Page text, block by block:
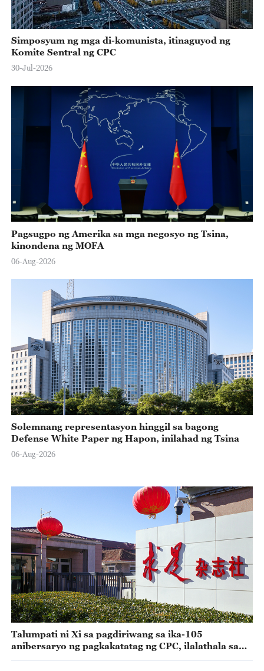
Simposyum ng mga di-komunista, itinaguyod ng
Komite Sentral ng CPC
30-Jul-2026
Pagsugpo ng Amerika sa mga negosyo ng Tsina,
kinondena ng MOFA
06-Aug-2026
Solemnang representasyon hinggil sa bagong
Defense White Paper ng Hapon, inilahad ng Tsina
06-Aug-2026
Talumpati ni Xi sa pagdiriwang sa ika-105
anibersaryo ng pagkakatatag ng CPC, ilalathala sa